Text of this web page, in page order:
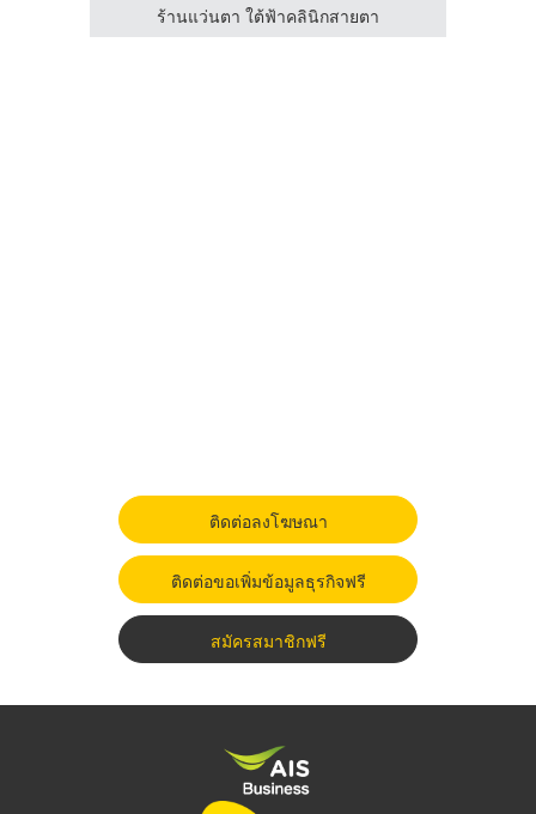
ร้านแว่นตา ใต้ฟ้าคลินิกสายตา
ติดต่อลงโฆษณา
ติดต่อขอเพิ่มข้อมูลธุรกิจฟรี
สมัครสมาชิกฟรี